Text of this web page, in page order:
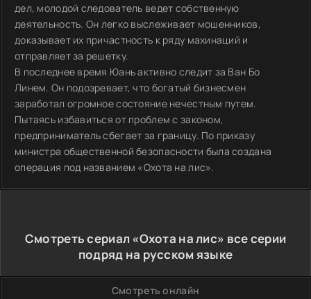
дел, молодой следователь ведет собственную
деятельность. Он легко выслеживает мошенников,
доказывает их причастность к ряду махинаций и
отправляет за решетку.
В последнее время Юань активно следит за Ван Бо
Линем. Он подозревает, что богатый бизнесмен
заработал огромное состояние нечестным путем.
Пытаясь избавиться от проблем с законом,
предприниматель сбегает за границу. По приказу
министра общественной безопасности была создана
операция под названием «Охота на лис».
Смотреть сериал «Охота на лис» все серии
подряд на русском языке
Смотреть онлайн